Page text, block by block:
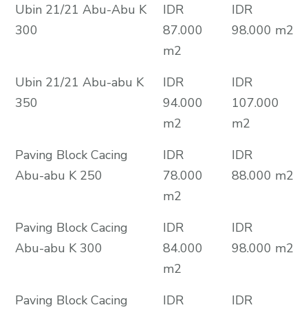
Ubin 21/21 Abu-Abu K
300
IDR
87.000
m2
IDR
98.000 m2
Ubin 21/21 Abu-abu K
350
IDR
94.000
m2
IDR
107.000
m2
Paving Block Cacing
Abu-abu K 250
IDR
78.000
m2
IDR
88.000 m2
Paving Block Cacing
Abu-abu K 300
IDR
84.000
m2
IDR
98.000 m2
Paving Block Cacing
IDR
IDR